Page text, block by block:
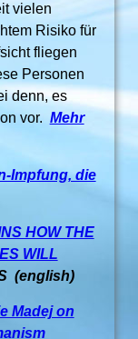
vielen
Risiko für
fliegen
Personen
denn, es
vor. Mehr
Impfung, die
HOW THE
WILL
(english)
Madej on